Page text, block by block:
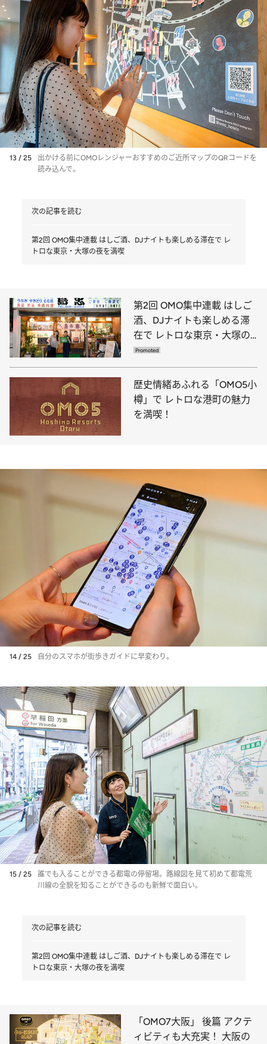
13 / 25
出かける前にOMOレンジャーおすすめのご近所マップのQRコードを
読み込んで。
次の記事を読む
第2回 OMO集中連載 はしご酒、DJナイトも楽しめる滞在で レ
トロな東京・大塚の夜を満喫
第2回 OMO集中連載 はしご
酒、DJナイトも楽しめる滞
在で レトロな東京・大塚の
夜を満喫
歴史情緒あふれる「OMO5小
樽」で レトロな港町の魅力
を満喫！
14 / 25 自分のスマホが街歩きガイドに早変わり。
15 / 25
誰でも入ることができる都電の停留場。路線図を見て初めて都電荒
川線の全貌を知ることができるのも新鮮で面白い。
次の記事を読む
第2回 OMO集中連載 はしご酒、DJナイトも楽しめる滞在で レ
トロな東京・大塚の夜を満喫
「OMO7大阪」 後篇 アクテ
ィビティも大充実！ 大阪の